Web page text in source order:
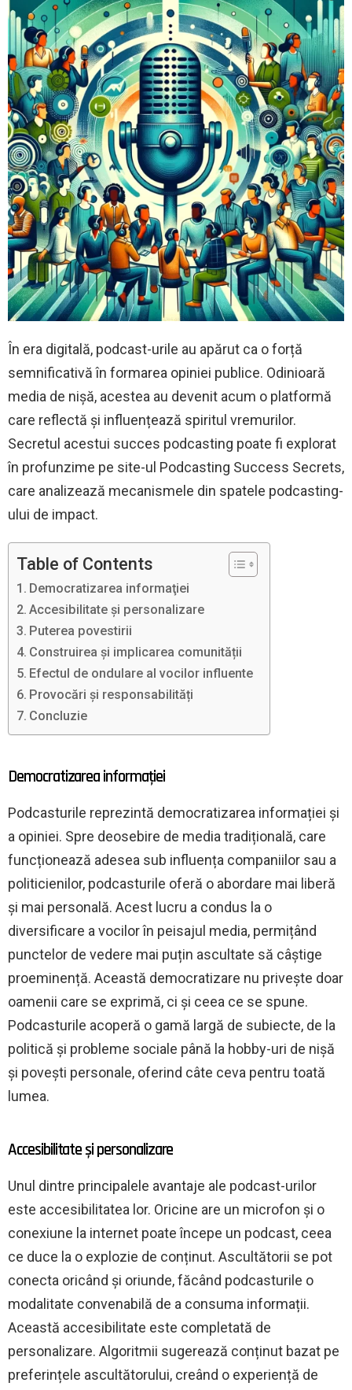
În era digitală, podcast-urile au apărut ca o forță
semnificativă în formarea opiniei publice. Odinioară
media de nișă, acestea au devenit acum o platformă
care reflectă și influențează spiritul vremurilor.
Secretul acestui succes podcasting poate fi explorat
în profunzime pe site-ul Podcasting Success Secrets,
care analizează mecanismele din spatele podcasting-
ului de impact.
Table of Contents
Democratizarea informaţiei
Accesibilitate și personalizare
Puterea povestirii
Construirea și implicarea comunității
Efectul de ondulare al vocilor influente
Provocări și responsabilități
Concluzie
Democratizarea informaţiei
Podcasturile reprezintă democratizarea informației și
a opiniei. Spre deosebire de media tradițională, care
funcționează adesea sub influența companiilor sau a
politicienilor, podcasturile oferă o abordare mai liberă
și mai personală. Acest lucru a condus la o
diversificare a vocilor în peisajul media, permițând
punctelor de vedere mai puțin ascultate să câștige
proeminență. Această democratizare nu privește doar
oamenii care se exprimă, ci și ceea ce se spune.
Podcasturile acoperă o gamă largă de subiecte, de la
politică și probleme sociale până la hobby-uri de nișă
și povești personale, oferind câte ceva pentru toată
lumea.
Accesibilitate și personalizare
Unul dintre principalele avantaje ale podcast-urilor
este accesibilitatea lor. Oricine are un microfon și o
conexiune la internet poate începe un podcast, ceea
ce duce la o explozie de conținut. Ascultătorii se pot
conecta oricând și oriunde, făcând podcasturile o
modalitate convenabilă de a consuma informații.
Această accesibilitate este completată de
personalizare. Algoritmii sugerează conținut bazat pe
preferințele ascultătorului, creând o experiență de